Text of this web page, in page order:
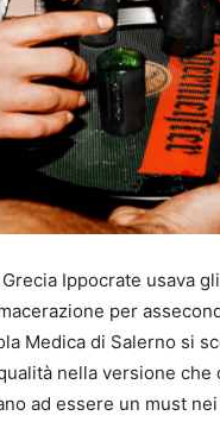
Ippocrate usava
per
Medica di Salerno si
nella versione
ad essere un must